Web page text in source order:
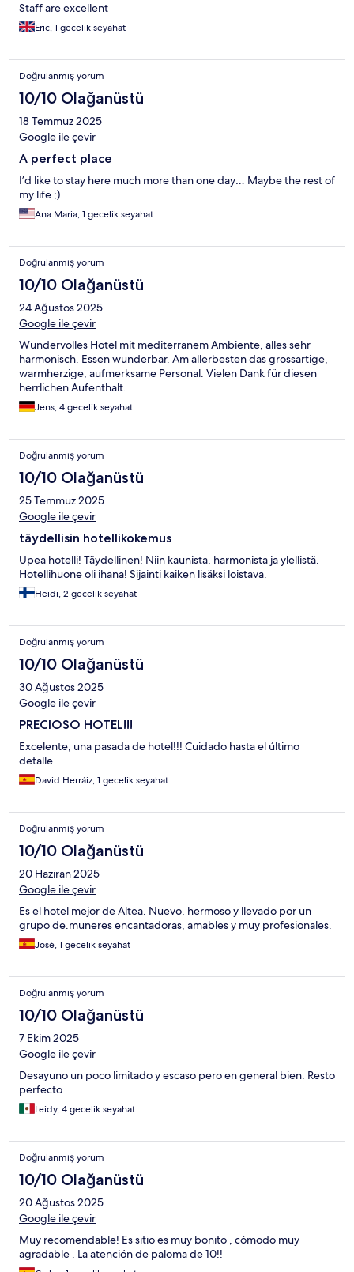
Staff are excellent
Eric, 1 gecelik seyahat
Doğrulanmış yorum
10/10 Olağanüstü
18 Temmuz 2025
Google ile çevir
A perfect place
I’d like to stay here much more than one day… Maybe the rest of
my life ;)
Ana Maria, 1 gecelik seyahat
Doğrulanmış yorum
10/10 Olağanüstü
24 Ağustos 2025
Google ile çevir
Wundervolles Hotel mit mediterranem Ambiente, alles sehr
harmonisch. Essen wunderbar. Am allerbesten das grossartige,
warmherzige, aufmerksame Personal. Vielen Dank für diesen
herrlichen Aufenthalt.
Jens, 4 gecelik seyahat
Doğrulanmış yorum
10/10 Olağanüstü
25 Temmuz 2025
Google ile çevir
täydellisin hotellikokemus
Upea hotelli! Täydellinen! Niin kaunista, harmonista ja ylellistä.
Hotellihuone oli ihana! Sijainti kaiken lisäksi loistava.
Heidi, 2 gecelik seyahat
Doğrulanmış yorum
10/10 Olağanüstü
30 Ağustos 2025
Google ile çevir
PRECIOSO HOTEL!!!
Excelente, una pasada de hotel!!! Cuidado hasta el último
detalle
David Herráiz, 1 gecelik seyahat
Doğrulanmış yorum
10/10 Olağanüstü
20 Haziran 2025
Google ile çevir
Es el hotel mejor de Altea. Nuevo, hermoso y llevado por un
grupo de.muneres encantadoras, amables y muy profesionales.
José, 1 gecelik seyahat
Doğrulanmış yorum
10/10 Olağanüstü
7 Ekim 2025
Google ile çevir
Desayuno un poco limitado y escaso pero en general bien. Resto
perfecto
Leidy, 4 gecelik seyahat
Doğrulanmış yorum
10/10 Olağanüstü
20 Ağustos 2025
Google ile çevir
Muy recomendable! Es sitio es muy bonito , cómodo muy
agradable . La atención de paloma de 10!!